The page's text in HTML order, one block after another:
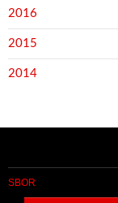
2016
2015
2014
SBOR